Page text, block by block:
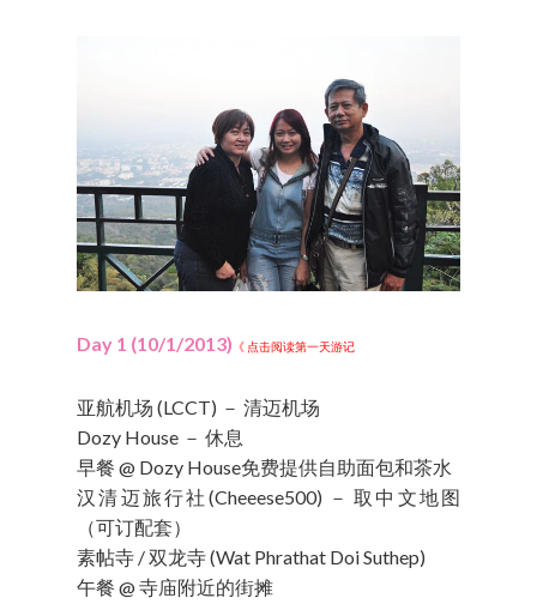
Day 1 (10/1/2013) 《 点击阅读第一天游记
亚航机场 (LCCT) － 清迈机场
Dozy House － 休息
早餐 @ Dozy House免费提供自助面包和茶水
汉清迈旅行社(Cheeese500) － 取中文地图
（可订配套）
素帖寺 / 双龙寺 (Wat Phrathat Doi Suthep)
午餐 @ 寺庙附近的街摊